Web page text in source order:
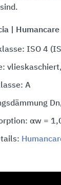
| Humancare
ISO 4
A
αw =